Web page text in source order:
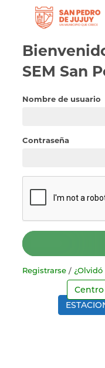
SEM San
Nombre de usuario
Contraseña
Registrarse /